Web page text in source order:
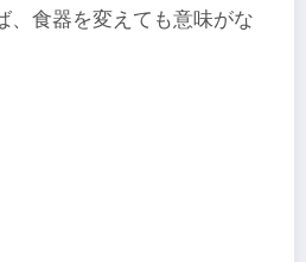
、食器を変えても意味がな